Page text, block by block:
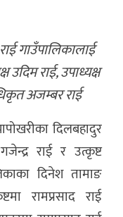
गाउँपालिकालाई
उदिम राई, उपाध्यक्ष
अजम्बर राई
दिलबहादुर
राई र उत्कृष्ट
दिनेश तामाङ
रामप्रसाद राई